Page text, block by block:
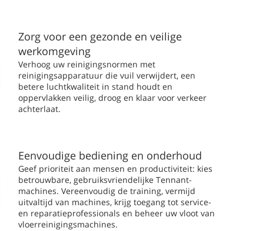
Zorg voor een gezonde en veilige
werkomgeving
Verhoog uw reinigingsnormen met
reinigingsapparatuur die vuil verwijdert, een
betere luchtkwaliteit in stand houdt en
oppervlakken veilig, droog en klaar voor verkeer
achterlaat.
Eenvoudige bediening en onderhoud
Geef prioriteit aan mensen en productiviteit: kies
betrouwbare, gebruiksvriendelijke Tennant-
machines. Vereenvoudig de training, vermijd
uitvaltijd van machines, krijg toegang tot service-
en reparatieprofessionals en beheer uw vloot van
vloerreinigingsmachines.